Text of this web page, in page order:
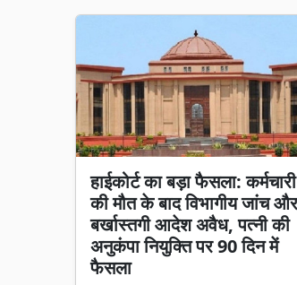
हाईकोर्ट का बड़ा फैसला: कर्मचारी
की मौत के बाद विभागीय जांच और
बर्खास्तगी आदेश अवैध, पत्नी की
अनुकंपा नियुक्ति पर 90 दिन में
फैसला